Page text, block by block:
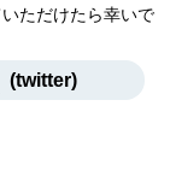
ただけたら幸いで
(twitter)